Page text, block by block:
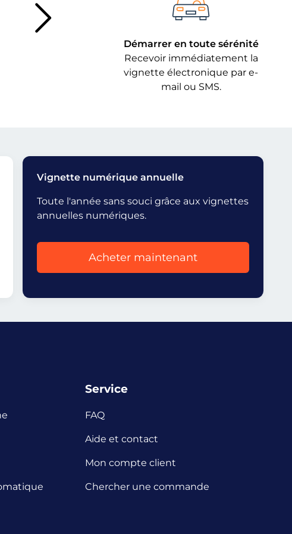
Démarrer en toute sérénité
Recevoir immédiatement la
vignette électronique par e-
mail ou SMS.
Vignette numérique annuelle
Toute l'année sans souci grâce aux vignettes
annuelles numériques.
Acheter maintenant
Service
FAQ
Aide et contact
Mon compte client
Chercher une commande